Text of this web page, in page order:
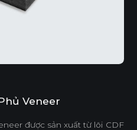
Veneer
được sản xuất từ lõi CDF